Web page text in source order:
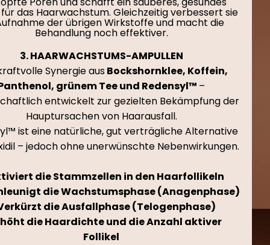
das Haarwachstum. Gleichzeitig verbessert sie
der übrigen Wirkstoffe und macht die
Behandlung noch effektiver.
3. HAARWACHSTUMS-AMPULLEN
Synergie ausBockshornklee, Koffein,
grünem Tee und Redensyl™ –
entwickelt zur gezielten Bekämpfung der
Hauptursachen von Haarausfall.
ist eine natürliche, gut verträgliche Alternative
– jedoch ohne unerwünschte Nebenwirkungen.
die Stammzellen in den Haarfollikeln
die Wachstumsphase (Anagenphase)
die Ausfallphase (Telogenphase)
die Haardichte und die Anzahl aktiver
Follikel